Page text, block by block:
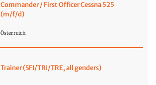
Commander / First Officer Cessna 525
(m/f/d)
Österreich
Trainer (SFI/TRI/TRE, all genders)